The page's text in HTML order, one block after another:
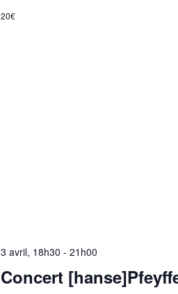
20€
3 avril, 18h30 - 21h00
Concert